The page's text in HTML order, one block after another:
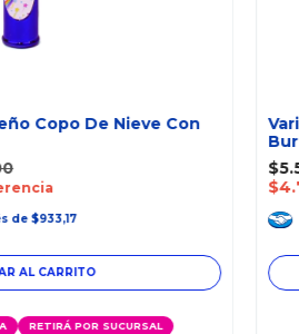
Copo De Nieve Con
de $933,17
RETIRÁ POR SUCURSAL